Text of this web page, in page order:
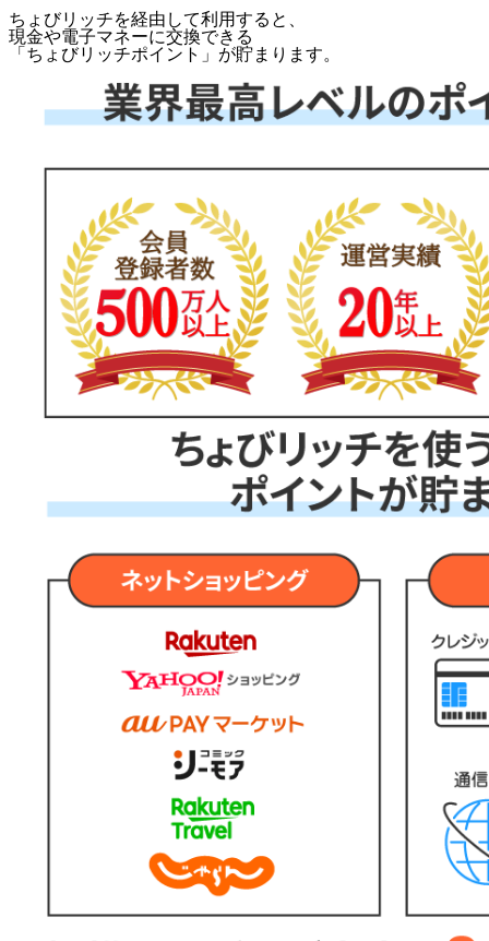
ちょびリッチを経由して利用すると、
現金や電子マネーに交換できる
「 ちょびリッチポイント 」が貯まります。